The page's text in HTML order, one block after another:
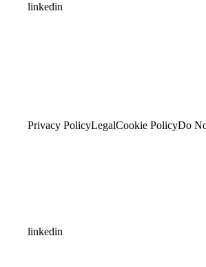
linkedin
Privacy PolicyLegalCookie PolicyDo
linkedin